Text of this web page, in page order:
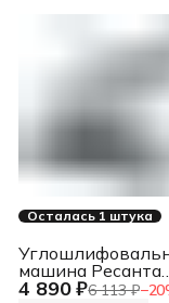
Осталась 1 штука
4 890 ₽6 113 ₽−20
машина Ресанта
УШМ-125/1200Э